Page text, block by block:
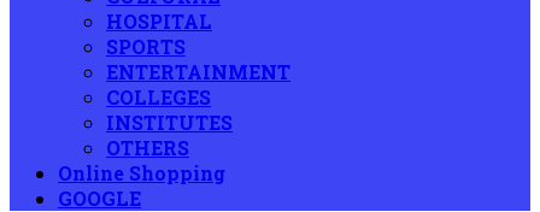
HOSPITAL
SPORTS
ENTERTAINMENT
COLLEGES
INSTITUTES
OTHERS
Online Shopping
GOOGLE